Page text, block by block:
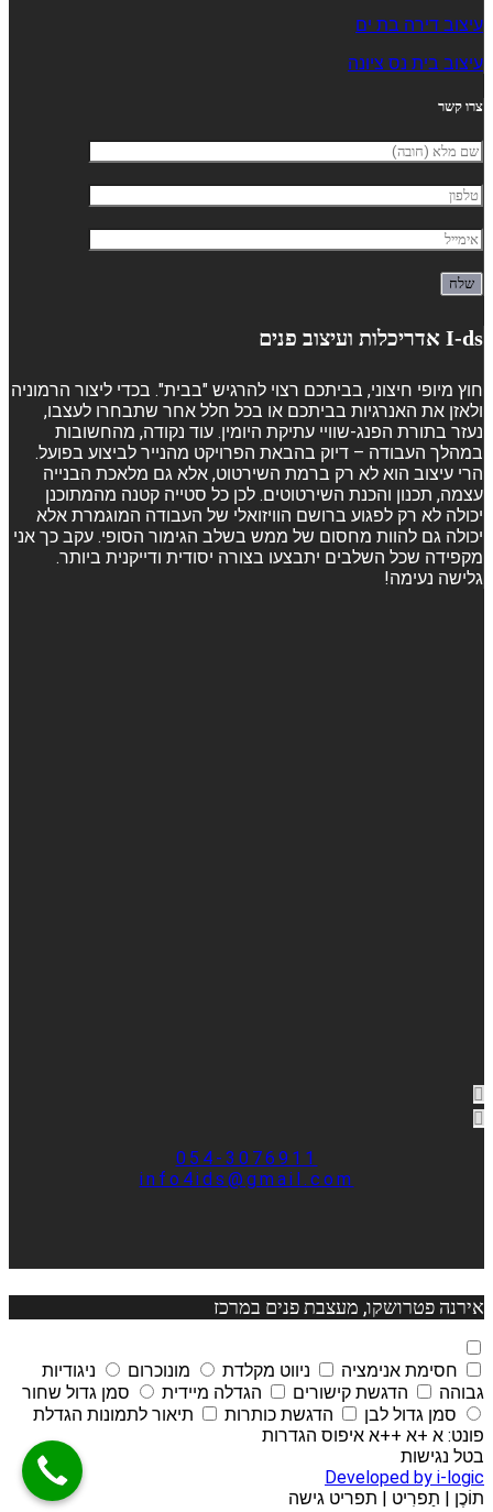
עיצוב דירה בת ים
עיצוב בית נס ציונה
צרו קשר
I-ds אדריכלות ועיצוב פנים
חוץ מיופי חיצוני, בביתכם רצוי להרגיש "בבית". בכדי ליצור הרמוניה
ולאזן את האנרגיות בביתכם או בכל חלל אחר שתבחרו לעצבו,
נעזר בתורת הפנג-שוויי עתיקת היומין. עוד נקודה, מהחשובות
במהלך העבודה – דיוק בהבאת הפרויקט מהנייר לביצוע בפועל.
הרי עיצוב הוא לא רק ברמת השירטוט, אלא גם מלאכת הבנייה
עצמה, תכנון והכנת השירטוטים. לכן כל סטייה קטנה מהמתוכנן
יכולה לא רק לפגוע ברושם הוויזואלי של העבודה המוגמרת אלא
יכולה גם להוות מחסום של ממש בשלב הגימור הסופי. עקב כך אני
מקפידה שכל השלבים יתבצעו בצורה יסודית ודייקנית ביותר.
גלישה נעימה!
054-3076911
info4ids@gmail.com
אירנה פטרושקו, מעצבת פנים במרכז
חסימת אנימציה ניווט מקלדת מונוכרום
ניגודיות
גבוהה
הדגשת קישורים הגדלה מיידית
סמן גדול שחור
סמן גדול לבן
הדגשת כותרות תיאור לתמונות הגדלת
פונט: א +א ++א איפוס הגדרות
בטל נגישות
Developed by i-logic
תוֹכֶן
תַפרִיט תפריט גישה